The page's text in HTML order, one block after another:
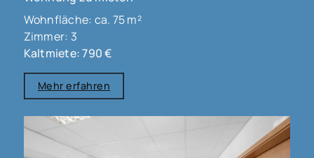
Wohnfläche: ca. 75 m²
Zimmer: 3
Kaltmiete: 790 €
Mehr erfahren